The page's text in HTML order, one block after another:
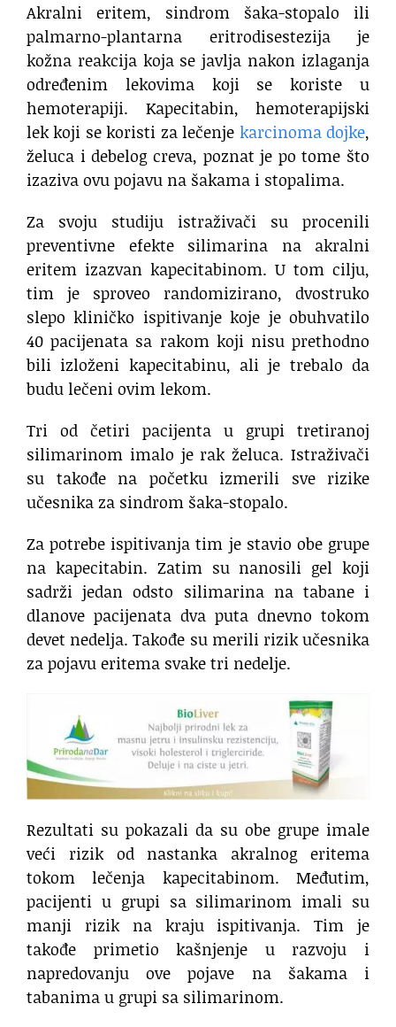
Akralni eritem, sindrom šaka-stopalo ili
palmarno-plantarna eritrodisestezija je
kožna reakcija koja se javlja nakon izlaganja
određenim lekovima koji se koriste u
hemoterapiji. Kapecitabin, hemoterapijski
lek koji se koristi za lečenje karcinoma dojke,
želuca i debelog creva, poznat je po tome što
izaziva ovu pojavu na šakama i stopalima.
Za svoju studiju istraživači su procenili
preventivne efekte silimarina na akralni
eritem izazvan kapecitabinom. U tom cilju,
tim je sproveo randomizirano, dvostruko
slepo kliničko ispitivanje koje je obuhvatilo
40 pacijenata sa rakom koji nisu prethodno
bili izloženi kapecitabinu, ali je trebalo da
budu lečeni ovim lekom.
Tri od četiri pacijenta u grupi tretiranoj
silimarinom imalo je rak želuca. Istraživači
su takođe na početku izmerili sve rizike
učesnika za sindrom šaka-stopalo.
Za potrebe ispitivanja tim je stavio obe grupe
na kapecitabin. Zatim su nanosili gel koji
sadrži jedan odsto silimarina na tabane i
dlanove pacijenata dva puta dnevno tokom
devet nedelja. Takođe su merili rizik učesnika
za pojavu eritema svake tri nedelje.
Rezultati su pokazali da su obe grupe imale
veći rizik od nastanka akralnog eritema
tokom lečenja kapecitabinom. Međutim,
pacijenti u grupi sa silimarinom imali su
manji rizik na kraju ispitivanja. Tim je
takođe primetio kašnjenje u razvoju i
napredovanju ove pojave na šakama i
tabanima u grupi sa silimarinom.